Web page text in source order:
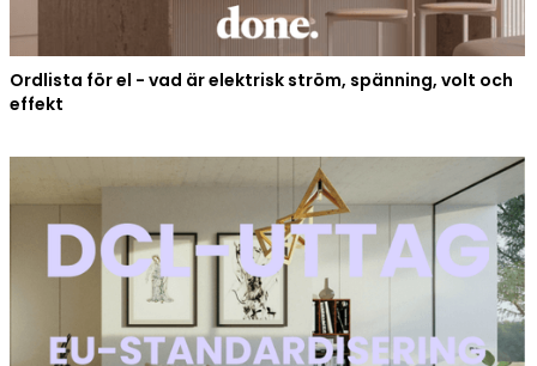
Ordlista för el - vad är elektrisk ström, spänning, volt och
effekt